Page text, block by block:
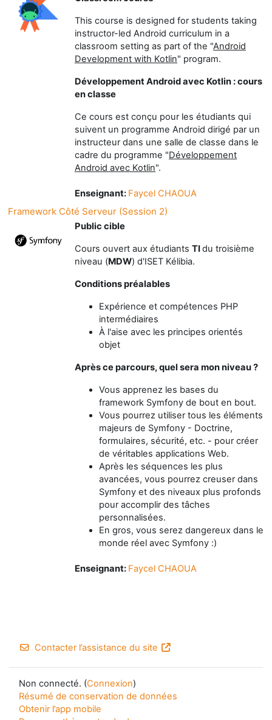
This course is designed for students taking
instructor-led Android curriculum in a
classroom setting as part of the "Android
Development with Kotlin" program.
Développement Android avec Kotlin : cours
en classe
Ce cours est conçu pour les étudiants qui
suivent un programme Android dirigé par un
instructeur dans une salle de classe dans le
cadre du programme "Développement
Android avec Kotlin".
Enseignant: Faycel CHAOUA
Framework Côté Serveur (Session 2)
Public cible
Cours ouvert aux étudiants TIdu troisième
niveau (MDW) d'ISET Kélibia.
Conditions préalables
Expérience et compétences PHP
intermédiaires
À l'aise avec les principes orientés
objet
Après ce parcours, quel sera mon niveau ?
Vous apprenez les bases du
framework Symfony de bout en bout.
Vous pourrez utiliser tous les éléments
majeurs de Symfony - Doctrine,
formulaires, sécurité, etc. - pour créer
de véritables applications Web.
Après les séquences les plus
avancées, vous pourrez creuser dans
Symfony et des niveaux plus profonds
pour accomplir des tâches
personnalisées.
En gros, vous serez dangereux dans le
monde réel avec Symfony :)
Enseignant: Faycel CHAOUA
Contacter l’assistance du site
Non connecté. (Connexion)
Résumé de conservation de données
Obtenir l’app mobile